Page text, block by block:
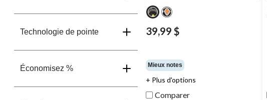
Technologie de pointe
Économisez %
39,99 $
Mieux notes
+ Plus d'options
Comparer